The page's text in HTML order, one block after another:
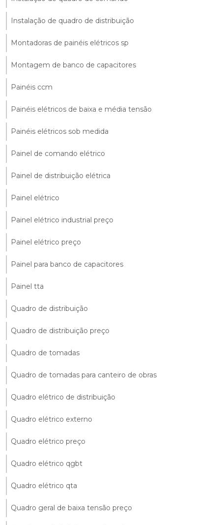
Instalação de quadro de distribuição
Montadoras de painéis elétricos sp
Montagem de banco de capacitores
Painéis ccm
Painéis elétricos de baixa e média tensão
Painéis elétricos sob medida
Painel de comando elétrico
Painel de distribuição elétrica
Painel elétrico
Painel elétrico industrial preço
Painel elétrico preço
Painel para banco de capacitores
Painel tta
Quadro de distribuição
Quadro de distribuição preço
Quadro de tomadas
Quadro de tomadas para canteiro de obras
Quadro elétrico de distribuição
Quadro elétrico externo
Quadro elétrico preço
Quadro elétrico qgbt
Quadro elétrico qta
Quadro geral de baixa tensão preço